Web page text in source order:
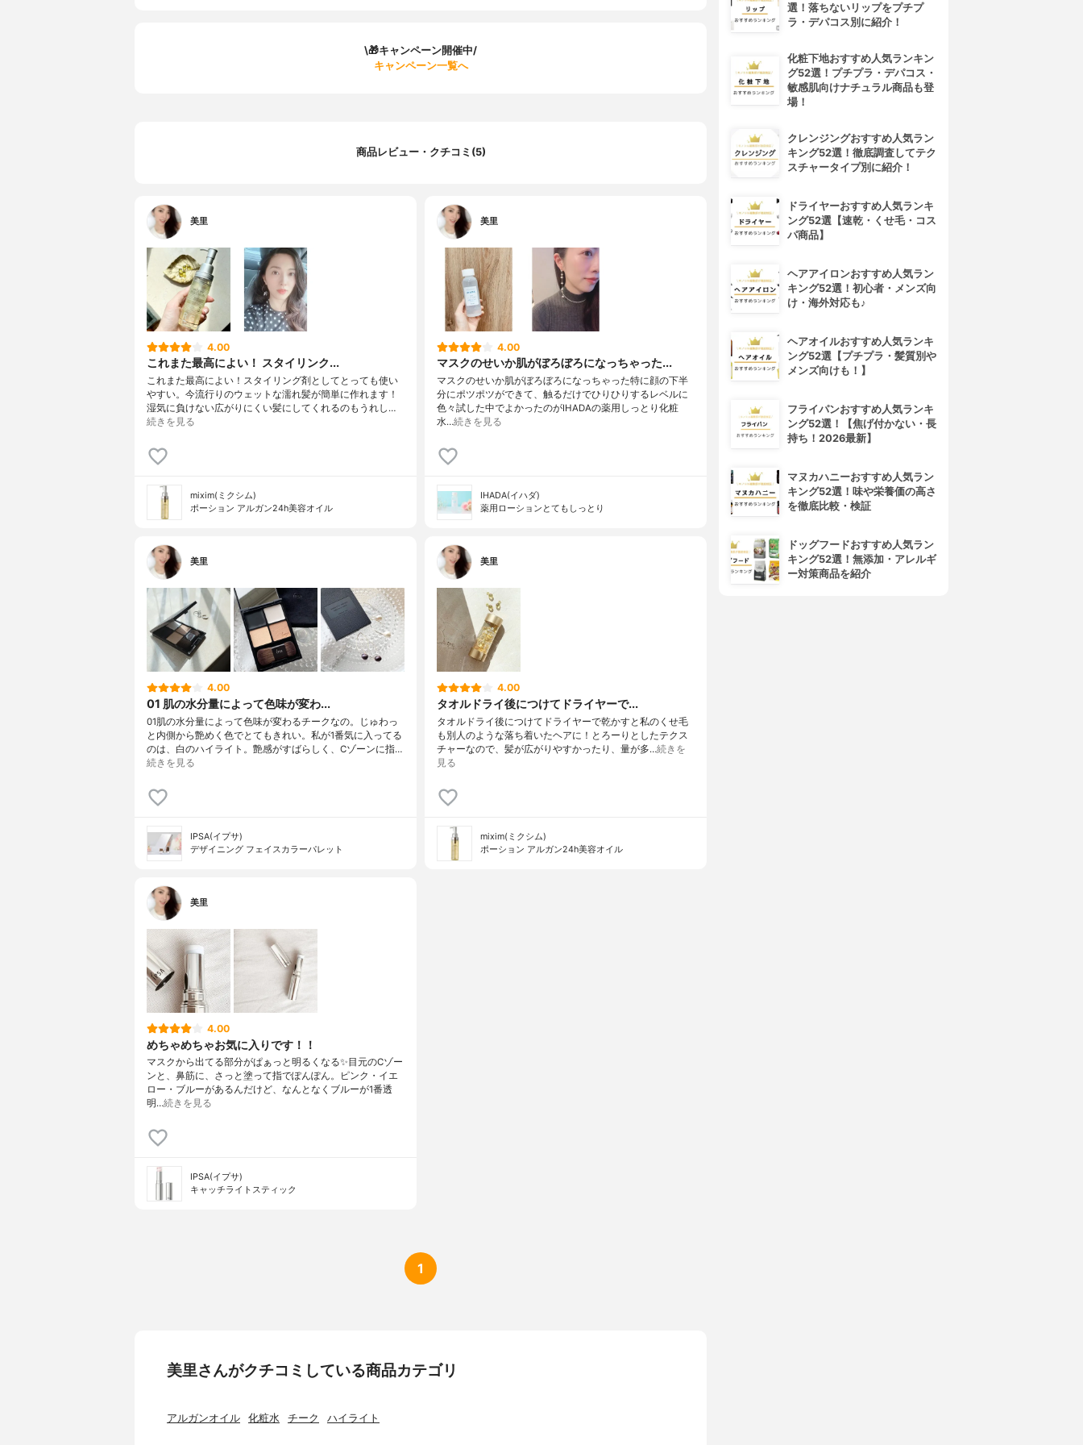
\🎁キャンペーン開催中/
キャンペーン一覧へ
商品レビュー・クチコミ(5)
美里
4.00
これまた最高によい！ スタイリンク...
これまた最高によい！スタイリング剤としてとっても使い
やすい。今流行りのウェットな濡れ髪が簡単に作れます！
湿気に負けない広がりにくい髪にしてくれるのもうれし…
続きを見る
mixim(ミクシム)
ポーション アルガン24h美容オイル
美里
4.00
マスクのせいか肌がぼろぼろになっちゃった...
マスクのせいか肌がぼろぼろになっちゃった特に顔の下半
分にポツポツができて、触るだけでひりひりするレベルに
色々試した中でよかったのがIHADAの薬用しっとり化粧
水…続きを見る
IHADA(イハダ)
薬用ローションとてもしっとり
美里
4.00
01 肌の水分量によって色味が変わ...
01肌の水分量によって色味が変わるチークなの。じゅわっ
と内側から艶めく色でとてもきれい。私が1番気に入ってる
のは、白のハイライト。艶感がすばらしく、Cゾーンに指…
続きを見る
IPSA(イプサ)
デザイニング フェイスカラーパレット
美里
4.00
タオルドライ後につけてドライヤーで...
タオルドライ後につけてドライヤーで乾かすと私のくせ毛
も別人のような落ち着いたヘアに！とろーりとしたテクス
チャーなので、髪が広がりやすかったり、量が多…続きを
見る
mixim(ミクシム)
ポーション アルガン24h美容オイル
美里
4.00
めちゃめちゃお気に入りです！！
マスクから出てる部分がぱぁっと明るくなる✨目元のCゾー
ンと、鼻筋に、さっと塗って指でぽんぽん。ピンク・イエ
ロー・ブルーがあるんだけど、なんとなくブルーが1番透
明…続きを見る
IPSA(イプサ)
キャッチライトスティック
1
美里さんがクチコミしている商品カテゴリ
アルガンオイル 化粧水 チーク ハイライト
選！落ちないリップをプチプ
ラ・デパコス別に紹介！
化粧下地おすすめ人気ランキン
グ52選！プチプラ・デパコス・
敏感肌向けナチュラル商品も登
場！
クレンジングおすすめ人気ラン
キング52選！徹底調査してテク
スチャータイプ別に紹介！
ドライヤーおすすめ人気ランキ
ング52選【速乾・くせ毛・コス
パ商品】
ヘアアイロンおすすめ人気ラン
キング52選！初心者・メンズ向
け・海外対応も♪
ヘアオイルおすすめ人気ランキ
ング52選【プチプラ・髪質別や
メンズ向けも！】
フライパンおすすめ人気ランキ
ング52選！【焦げ付かない・長
持ち！2026最新】
マヌカハニーおすすめ人気ラン
キング52選！味や栄養価の高さ
を徹底比較・検証
ドッグフードおすすめ人気ラン
キング52選！無添加・アレルギ
ー対策商品を紹介